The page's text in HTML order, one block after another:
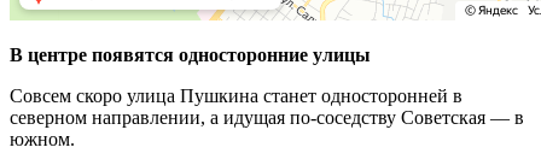
В центре появятся односторонние улицы
Совсем скоро улица Пушкина станет односторонней в
северном направлении, а идущая по-соседству Советская — в
южном.